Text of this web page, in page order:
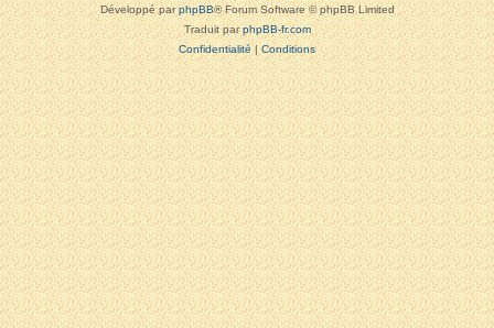
Développé parphpBB® Forum Software © phpBB Limited
Traduit parphpBB-fr.com
Confidentialité|Conditions